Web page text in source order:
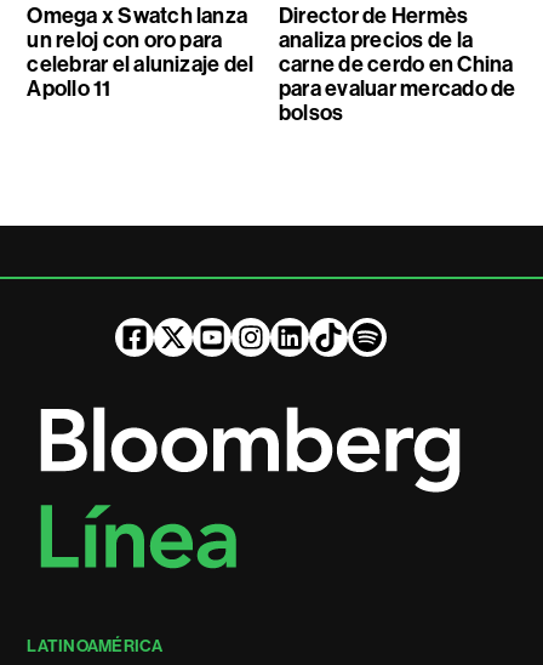
Omega x Swatch lanza
un reloj con oro para
celebrar el alunizaje del
Apollo 11
Director de Hermès
analiza precios de la
carne de cerdo en China
para evaluar mercado de
bolsos
LATINOAMÉRICA